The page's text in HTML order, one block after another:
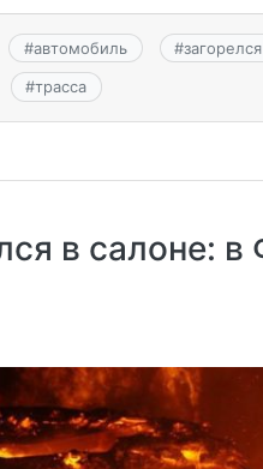
#автомобиль #загорелся
#трасса
в салоне: